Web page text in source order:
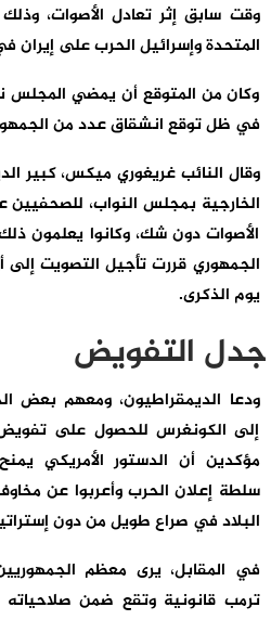
وقت سابق إثر تعادل الأصوات،
المتحدة وإسرائيل الحرب على إيران في 28 فبراير/شباط
وكان من المتوقع أن يمضي المجلس
في ظل توقع انشقاق عدد من
وقال النائب غريغوري ميكس، كبير
الخارجية بمجلس النواب، للصحفيين
الأصوات دون شك، وكانوا يعلمون
الجمهوري قررت تأجيل التصويت إلى
يوم الذكرى.
جدل التفويض
ودعا الديمقراطيون، ومعهم بعض
إلى الكونغرس للحصول على تفويض
مؤكدين أن الدستور الأمريكي
سلطة إعلان الحرب وأعربوا عن
البلاد في صراع طويل من دون
في المقابل، يرى معظم
ترمب قانونية وتقع ضمن صلاحياته